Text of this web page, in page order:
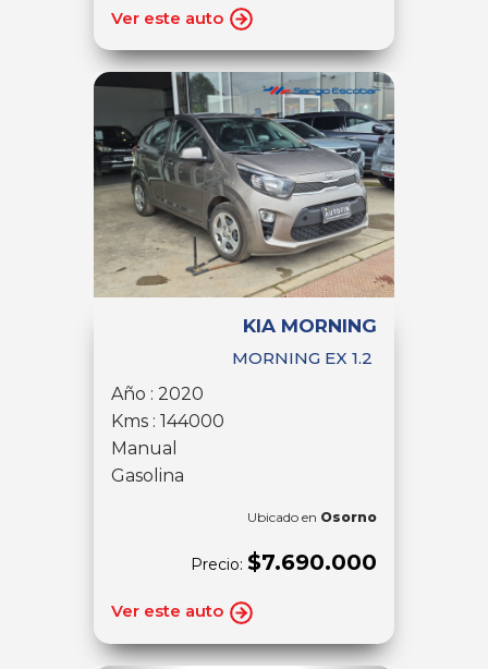
Ver este auto
KIA MORNING
MORNING EX 1.2
Año : 2020
Kms : 144000
Manual
Gasolina
Ubicado en Osorno
Precio: $7.690.000
Ver este auto